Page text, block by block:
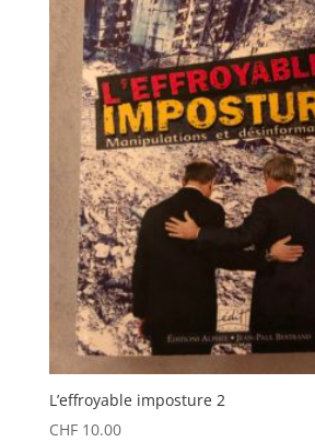
L’effroyable imposture 2
CHF10.00